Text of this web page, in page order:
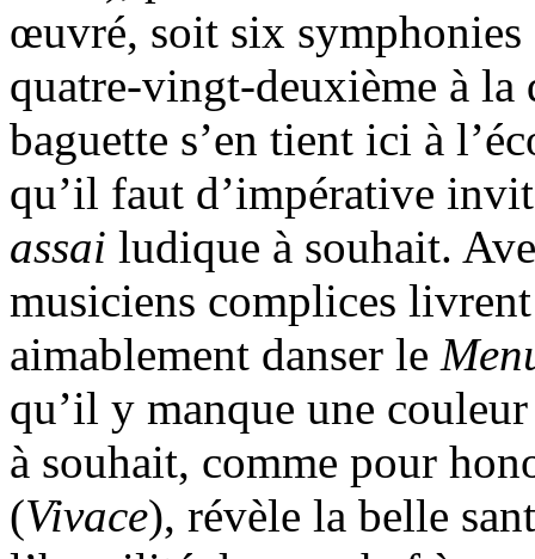
œuvré, soit six
quatre-vingt-deuxième à
baguette s’en tient ici à
qu’il faut d’impérative
assai ludique à souhait.
musiciens complices
aimablement danser le
qu’il y manque une
à souhait, comme pour
(Vivace), révèle la belle